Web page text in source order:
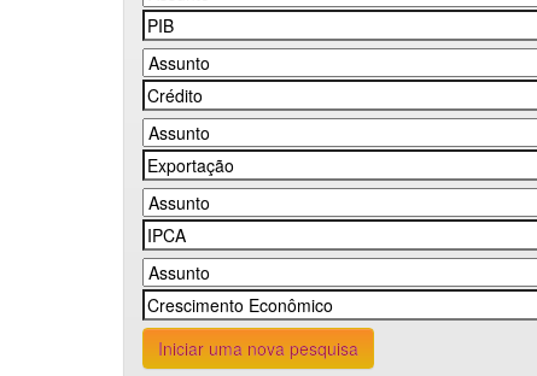
Iniciar uma nova pesquisa